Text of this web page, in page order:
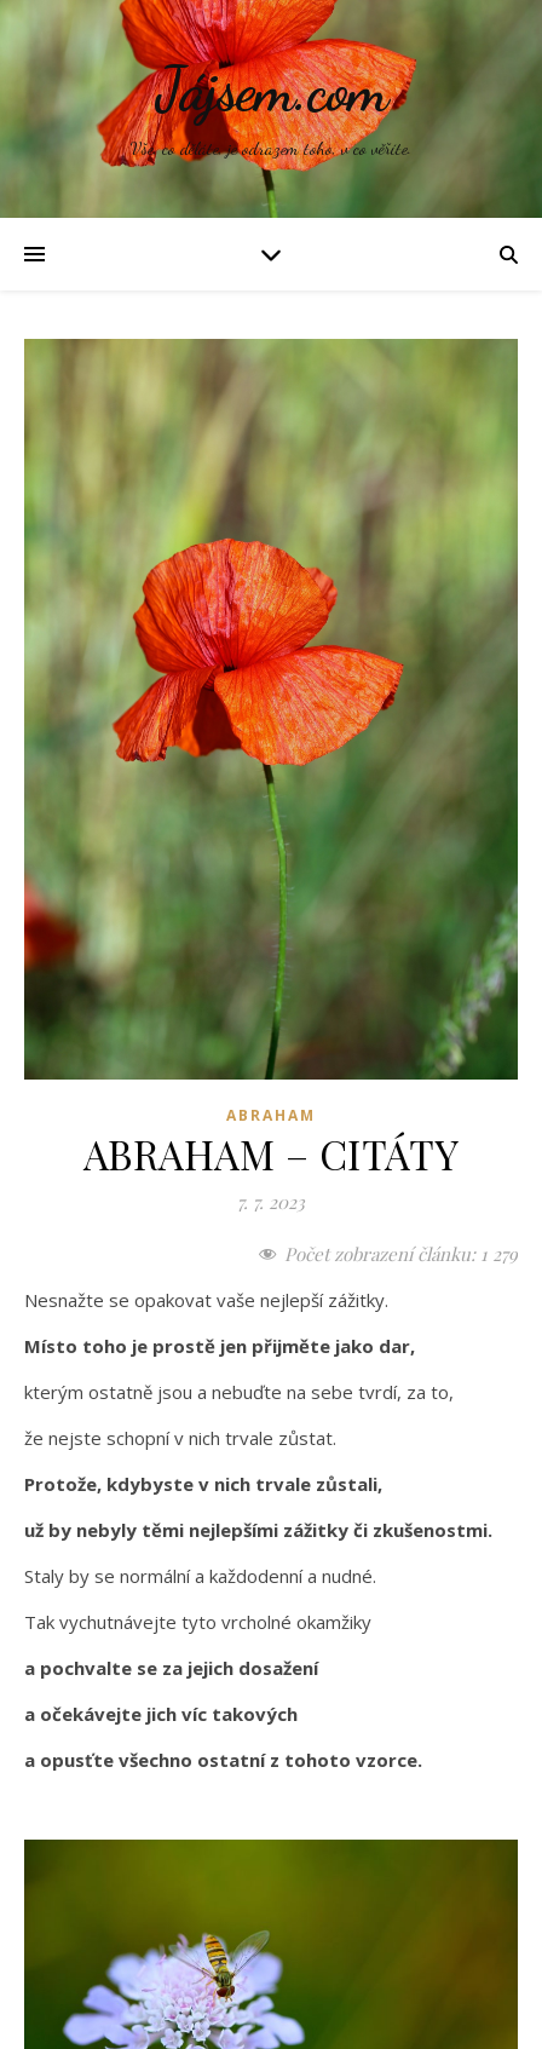
Jájsem.com
Vše, co děláte, je odrazem toho, v co věříte.
ABRAHAM
ABRAHAM – CITÁTY
7. 7. 2023
Počet zobrazení článku: 1 279
Nesnažte se opakovat vaše nejlepší zážitky.
Místo toho je prostě jen přijměte jako dar,
kterým ostatně jsou a nebuďte na sebe tvrdí, za to,
že nejste schopní v nich trvale zůstat.
Protože, kdybyste v nich trvale zůstali,
už by nebyly těmi nejlepšími zážitky či zkušenostmi.
Staly by se normální a každodenní a nudné.
Tak vychutnávejte tyto vrcholné okamžiky
a pochvalte se za jejich dosažení
a očekávejte jich víc takových
a opusťte všechno ostatní z tohoto vzorce.